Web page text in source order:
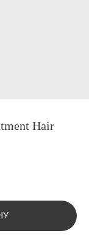
Hair